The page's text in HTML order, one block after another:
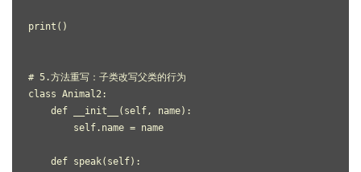
print()
# 5.方法重写：子类改写父类的行为
class Animal2:
    def __init__(self, name):
        self.name = name
    def speak(self):